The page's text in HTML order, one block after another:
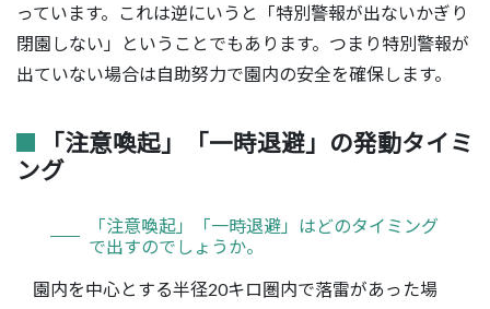
っています。これは逆にいうと「特別警報が出ないかぎり
閉園しない」ということでもあります。つまり特別警報が
出ていない場合は自助努力で園内の安全を確保します。
「注意喚起」「一時退避」の発動タイミ
ング
「注意喚起」「一時退避」はどのタイミング
で出すのでしょうか。
園内を中心とする半径20キロ圏内で落雷があった場